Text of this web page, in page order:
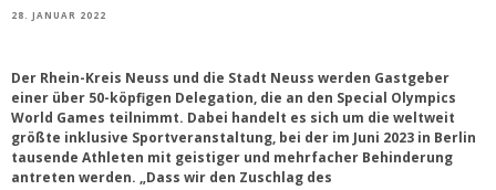
28. JANUAR 2022
Der Rhein-Kreis Neuss und die Stadt Neuss werden Gastgeber
einer über 50-köpfigen Delegation, die an den Special Olympics
World Games teilnimmt. Dabei handelt es sich um die weltweit
größte inklusive Sportveranstaltung, bei der im Juni 2023 in Berlin
tausende Athleten mit geistiger und mehrfacher Behinderung
antreten werden. „Dass wir den Zuschlag des